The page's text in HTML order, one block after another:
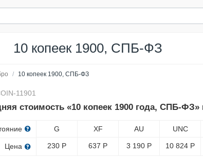
10 копеек 1900, СПБ-ФЗ
/ 10 копеек 1900, СПБ-ФЗ
11901
стоимость «10 копеек 1900 года, СПБ-ФЗ»
Цена
G
230 Р
XF
637 Р
AU
3 190 Р
UNC
10 824 Р